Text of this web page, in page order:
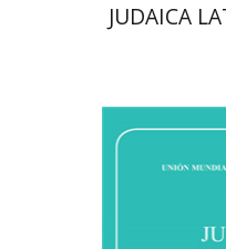
JUDAICA